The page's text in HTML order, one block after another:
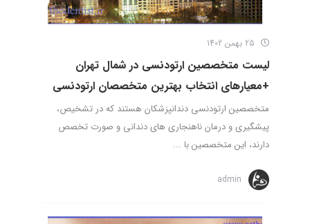
لیست متخصصین ارتودنسی در شمال تهران
+معیارهای انتخاب بهترین متخصصان ارتودنسی
متخصصین ارتودنسی دندانپزشکان هستند که در تشخیص،
پیشگیری و درمان ناهنجاری های دندانی و صورت تخصص
دارند، این متخصصین با ...
admin